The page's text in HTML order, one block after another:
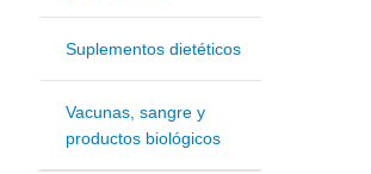
Suplementos dietéticos
Vacunas, sangre y
productos biológicos